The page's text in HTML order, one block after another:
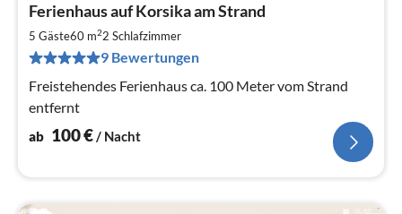
Ferienhaus auf Korsika am Strand
5 Gäste60 m22 Schlafzimmer
9 Bewertungen
Freistehendes Ferienhaus ca. 100 Meter vom Strand
entfernt
ab 100€/ Nacht